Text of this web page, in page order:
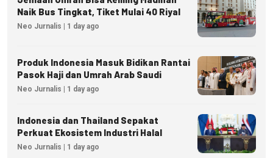
Naik Bus Tingkat, Tiket Mulai 40 Riyal
Neo Jurnalis | 1 day ago
Produk Indonesia Masuk Bidikan Rantai
Pasok Haji dan Umrah Arab Saudi
Neo Jurnalis | 1 day ago
Indonesia dan Thailand Sepakat
Perkuat Ekosistem Industri Halal
Neo Jurnalis | 1 day ago